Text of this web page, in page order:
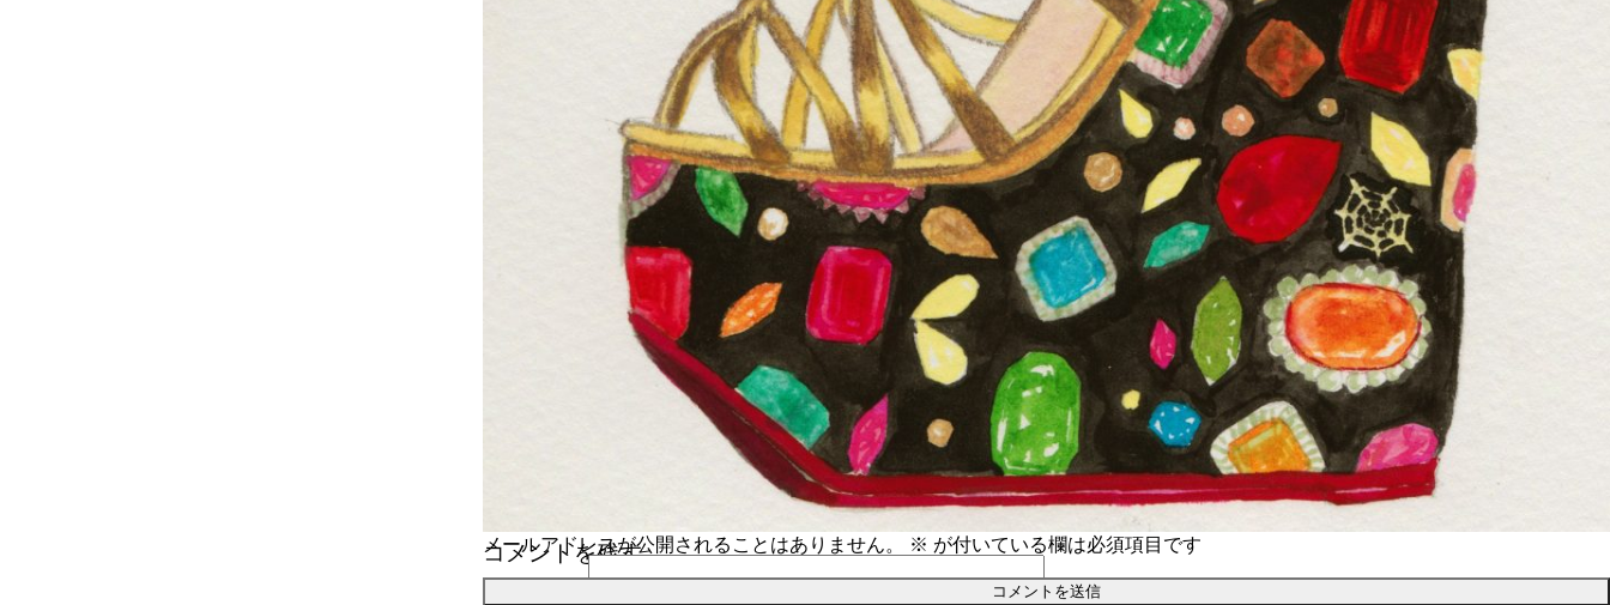
コメントを残す
メールアドレスが公開されることはありません。 ※ が付いている欄は必須項目です